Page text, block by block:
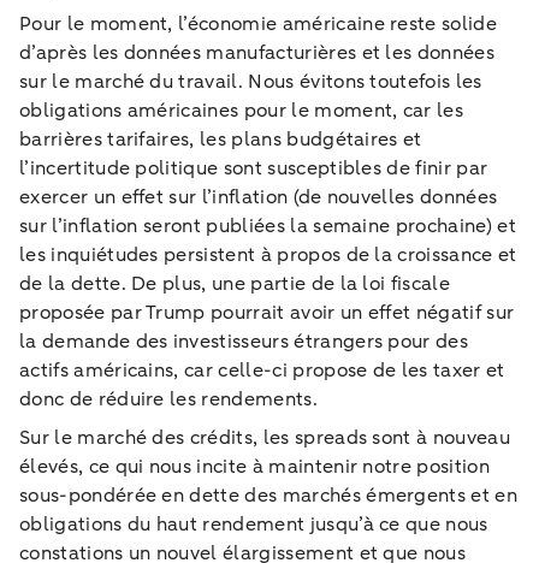
Pour le moment, l’économie américaine reste solide
d’après les données manufacturières et les données
sur le marché du travail. Nous évitons toutefois les
obligations américaines pour le moment, car les
barrières tarifaires, les plans budgétaires et
l’incertitude politique sont susceptibles de finir par
exercer un effet sur l’inflation (de nouvelles données
sur l’inflation seront publiées la semaine prochaine) et
les inquiétudes persistent à propos de la croissance et
de la dette. De plus, une partie de la loi fiscale
proposée par Trump pourrait avoir un effet négatif sur
la demande des investisseurs étrangers pour des
actifs américains, car celle-ci propose de les taxer et
donc de réduire les rendements.
Sur le marché des crédits, les spreads sont à nouveau
élevés, ce qui nous incite à maintenir notre position
sous-pondérée en dette des marchés émergents et en
obligations du haut rendement jusqu’à ce que nous
constations un nouvel élargissement et que nous